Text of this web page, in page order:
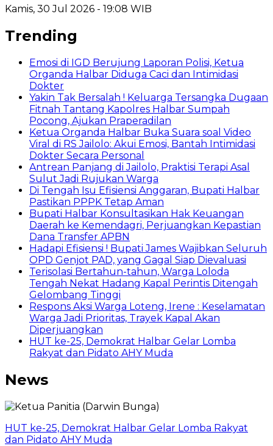
Kamis, 30 Jul 2026 - 19:08 WIB
Trending
Emosi di IGD Berujung Laporan Polisi, Ketua
Organda Halbar Diduga Caci dan Intimidasi
Dokter
Yakin Tak Bersalah ! Keluarga Tersangka Dugaan
Fitnah Tantang Kapolres Halbar Sumpah
Pocong, Ajukan Praperadilan
Ketua Organda Halbar Buka Suara soal Video
Viral di RS Jailolo: Akui Emosi, Bantah Intimidasi
Dokter Secara Personal
Antrean Panjang di Jailolo, Praktisi Terapi Asal
Sulut Jadi Rujukan Warga
Di Tengah Isu Efisiensi Anggaran, Bupati Halbar
Pastikan PPPK Tetap Aman
Bupati Halbar Konsultasikan Hak Keuangan
Daerah ke Kemendagri, Perjuangkan Kepastian
Dana Transfer APBN
Hadapi Efisiensi ! Bupati James Wajibkan Seluruh
OPD Genjot PAD, yang Gagal Siap Dievaluasi
Terisolasi Bertahun-tahun, Warga Loloda
Tengah Nekat Hadang Kapal Perintis Ditengah
Gelombang Tinggi
Respons Aksi Warga Loteng, Irene : Keselamatan
Warga Jadi Prioritas, Trayek Kapal Akan
Diperjuangkan
HUT ke-25, Demokrat Halbar Gelar Lomba
Rakyat dan Pidato AHY Muda
News
HUT ke-25, Demokrat Halbar Gelar Lomba Rakyat
dan Pidato AHY Muda